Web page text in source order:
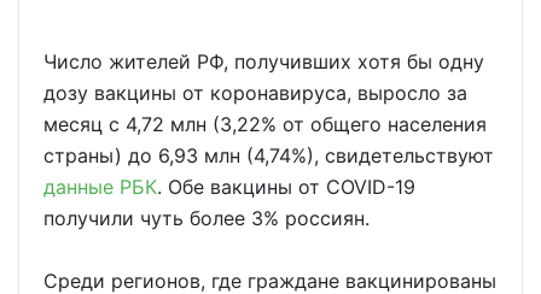
Число жителей РФ, получивших хотя бы одну
дозу вакцины от коронавируса, выросло за
месяц с 4,72 млн (3,22% от общего населения
страны) до 6,93 млн (4,74%), свидетельствуют
данные РБК. Обе вакцины от COVID-19
получили чуть более 3% россиян.
Среди регионов, где граждане вакцинированы